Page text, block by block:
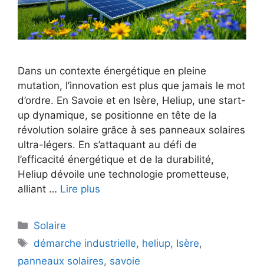
Dans un contexte énergétique en pleine
mutation, l’innovation est plus que jamais le mot
d’ordre. En Savoie et en Isère, Heliup, une start-
up dynamique, se positionne en tête de la
révolution solaire grâce à ses panneaux solaires
ultra-légers. En s’attaquant au défi de
l’efficacité énergétique et de la durabilité,
Heliup dévoile une technologie prometteuse,
alliant … Lire plus
Catégories
Solaire
Étiquettes
démarche industrielle, heliup, Isère,
panneaux solaires, savoie